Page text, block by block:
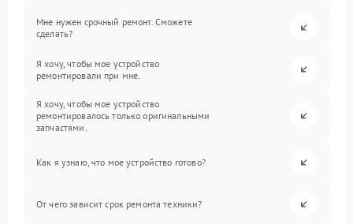
Мне нужен срочный ремонт. Сможете
сделать?
Я хочу, чтобы мое устройство
ремонтировали при мне.
Я хочу, чтобы мое устройство
ремонтировалось только оригинальными
запчастями.
Как я узнаю, что мое устройство готово?
От чего зависит срок ремонта техники?